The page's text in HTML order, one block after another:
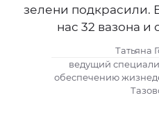
зелени подкрасили.
нас 32 вазона и
Татьяна
ведущий
обеспечению